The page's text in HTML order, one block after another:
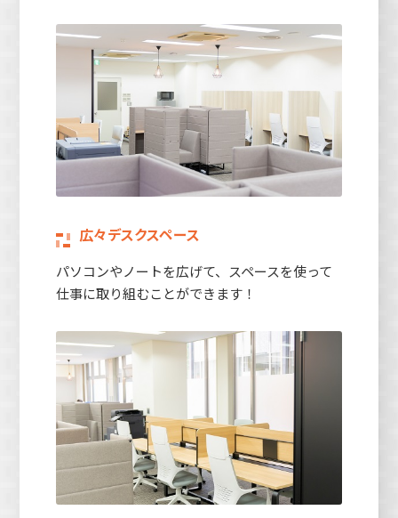
広々デスクスペース
パソコンやノートを広げて、スペースを使って
仕事に取り組むことができます！